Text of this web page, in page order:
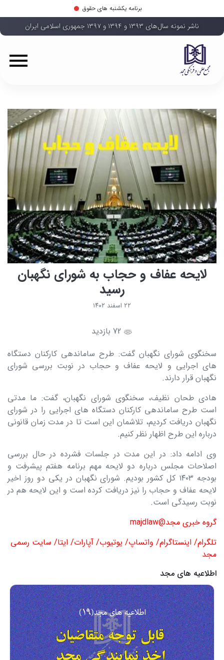
برنامه یکشنبه های حقوق
ناشر نمونه سال‌های ۱۳۹۳ و ۱۳۹۴ و ۱۳۹۷ جمهوری اسلامی ایران
لایحه عفاف و حجاب به شورای نگهبان
رسید
۲۲ اسفند ۱۴۰۲
سخنگوی شورای نگهبان گفت: طرح ساماندهی کارکنان دستگاه
های اجرایی و لایحه عفاف و حجاب در نوبت بررسی شورای
نگهبان قرار دارند.
هادی طحان نظیف، سخنگوی شورای نگهبان، گفت: ما مدتی
است طرح ساماندهی کارکنان دستگاه های اجرایی را در شورای
نگهبان دریافت کردیم، تلاشمان این است تا در مدت زمان قانونی
درباره این طرح اظهار نظر کنیم.
وی ادامه داد: در این مدت در جلسات فشرده در حال بررسی
اصلاحات مجلس درباره دو لایحه مهم برنامه هفتم پیشرفت و
بودجه ۱۴۰۳ کل کشور بودیم. شورای نگهبان در یکی دو روز اخیر
لایحه عفاف و حجاب را نیز دریافت کرده است و این لایحه هم در
نوبت رسیدگی است.
گروه خبری مجدmajdlaw@
تلگرام/ اینستاگرام/ واتساپ/ یوتیوب/ آپارات/ ایتا/ سایت رسمی
مجد
اطلاعیه های مجد